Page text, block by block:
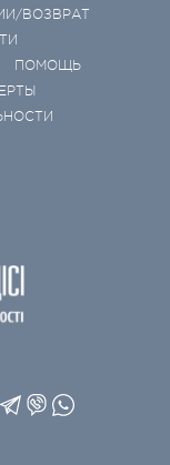
ВОЗВРАТ
ПОМОЩЬ